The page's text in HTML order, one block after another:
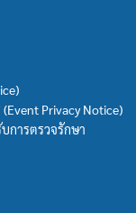
Privacy Notice)
การตรวจรักษา